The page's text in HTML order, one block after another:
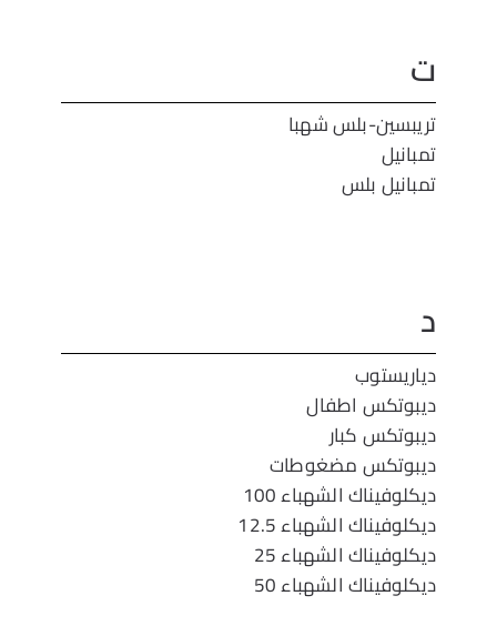
ت
تريبسين-بلس شهبا
تمبانيل
تمبانيل بلس
د
دياريستوب
ديبوتكس اطفال
ديبوتكس كبار
ديبوتكس مضغوطات
ديكلوفيناك الشهباء 100
ديكلوفيناك الشهباء 12.5
ديكلوفيناك الشهباء 25
ديكلوفيناك الشهباء 50